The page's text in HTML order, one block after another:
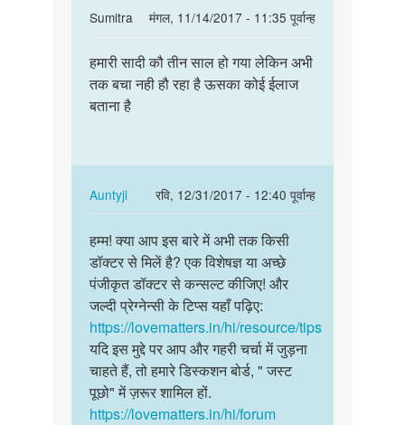
हैSumitra
मंगल, 11/14/2017 - 11:35 पूर्वान्ह
to
शादी
हो
है
by
विनोद
हमारी
सादी
कौ
हो
गया…
हमारी सादी कौ तीन साल हो गया लेकिन अभी
तक बचा नही हौ रहा है ऊसका कोई ईलाज
बताना है
Auntyji
रवि, 12/31/2017 - 12:40 पूर्वान्ह
In
reply
to
हमारी
सादी
कौ
तीन
साल
हो
गया…
by
हम्म!
क्या
आप
इस
बारे
में…
हम्म! क्या आप इस बारे में अभी तक किसी
डॉक्टर से मिलें है? एक विशेषज्ञ या अच्छे
पंजीकृत डॉक्टर से कन्सल्ट कीजिए! और
जल्दी प्रेग्नेन्सी के टिप्स यहाँ पढ़िए:
https://lovematters.in/hi/resource/tips
यदि इस मुद्दे पर आप और गहरी चर्चा में जुड़ना
चाहते हैं, तो हमारे डिस्कशन बोर्ड, " जस्ट
पूछो" में ज़रूर शामिल हों.
https://lovematters.in/hi/forum